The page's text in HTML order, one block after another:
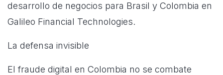
desarrollo de negocios para Brasil y Colombia en
Galileo Financial Technologies.
La defensa invisible
El fraude digital en Colombia no se combate